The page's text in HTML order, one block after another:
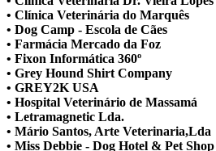
• Clínica Veterinária do Marquês
• Dog Camp - Escola de Cães
• Farmácia Mercado da Foz
• Fixon Informática 360º
• Grey Hound Shirt Company
• GREY2K USA
• Hospital Veterinário de Massamá
• Letramagnetic Lda.
• Mário Santos, Arte Veterinaria,Lda
• Miss Debbie - Dog Hotel & Pet Shop